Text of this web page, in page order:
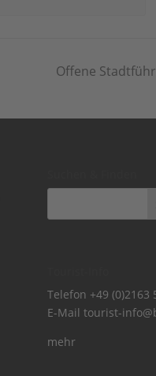
Offene
Telefon +49 (0)2163
E-Mail tourist-
mehr